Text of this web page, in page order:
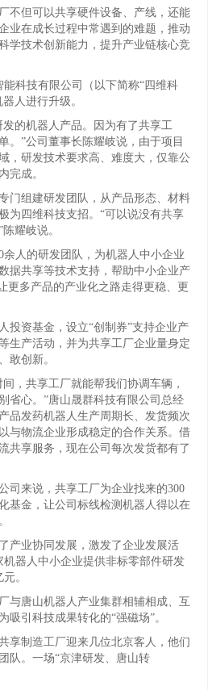
但可以共享硬件设备、产线，还能
业在成长过程中常遇到的难题，推动
学技术创新能力，提升产业链核心竞
科技有限公司（以下简称“四维科
人进行升级。
的机器人产品。因为有了共享工
。”公司董事长陈耀岐说，由于项目
，研发技术要求高、难度大，仅靠公
完成。
组建研发团队，从产品形态、材料
为四维科技支招。“可以说没有共享
耀岐说。
人的研发团队，为机器人中小企业
据共享等技术支持，帮助中小企业产
更多产品的产业化之路走得更稳、更
资基金，设立“创制券”支持企业产
生产活动，并为共享工厂企业量身定
敢创新。
共享工厂就能帮我们协调车辆，
省心。”唐山晟群科技有限公司总经
品发药机器人生产周期长、发货频次
与物流企业形成稳定的合作关系。借
共享服务，现在公司每次发货都有了
来说，共享工厂为企业找来的300
基金，让公司标线检测机器人得以在
业协同发展，激发了企业发展活
机器人中小企业提供非标零部件研发
。
唐山机器人产业集群相辅相成、互
吸引科技成果转化的“强磁场”。
制造工厂迎来几位北京客人，他们
队。一场“京津研发、唐山转